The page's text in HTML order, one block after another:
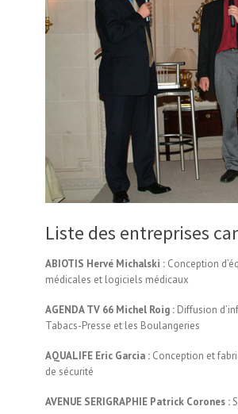
Liste des entreprises
ABIOTIS Hervé Michalski : Conception
médicales et logiciels médicaux
AGENDA TV 66 Michel Roig : Diffusion
Tabacs-Presse et les Boulangeries
AQUALIFE Eric Garcia : Conception et
de sécurité
AVENUE SERIGRAPHIE Patrick Corones :